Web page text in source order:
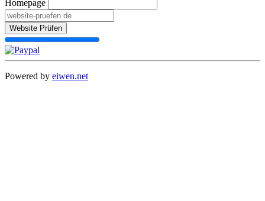
Homepage
Website Prüfen
Powered by eiwen.net